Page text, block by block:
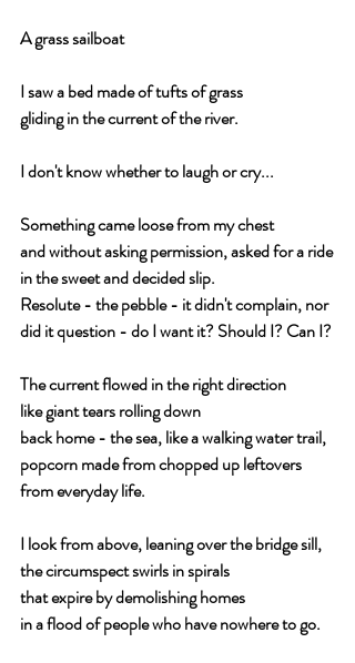
A grass sailboat
I saw a bed made of tufts of grass
gliding in the current of the river.
I don't know whether to laugh or cry...
Something came loose from my chest
and without asking permission, asked for a ride
in the sweet and decided slip.
Resolute - the pebble - it didn't complain, nor
did it question - do I want it? Should I? Can I?
The current flowed in the right direction
like giant tears rolling down
back home - the sea, like a walking water trail,
popcorn made from chopped up leftovers
from everyday life.
I look from above, leaning over the bridge sill,
the circumspect swirls in spirals
that expire by demolishing homes
in a flood of people who have nowhere to go.